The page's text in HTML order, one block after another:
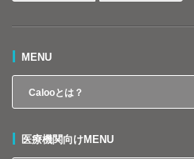
MENU
Calooとは？
医療機関向けMENU